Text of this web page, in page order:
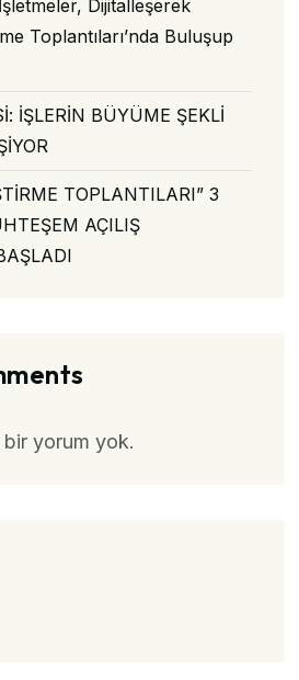
Dijitalleşerek
Toplantıları’nda Buluşup
İŞLERİN BÜYÜME ŞEKLİ
TOPLANTILARI” 3
AÇILIŞ
yorum yok.